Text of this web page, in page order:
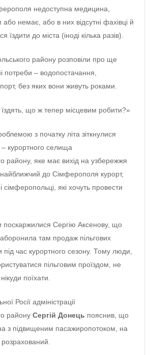
недоступна медицина,
або немає, або в них відсутні фахівці й
їздити до міста (іноді кілька разів).
району розповіли про ще
потреби ‒ водопостачання,
без яких вони живуть роками.
що ж тепер місцевим робити?»
з початку літа зіткнулися
‒ курортного селища
району, яке має вихід на узбережжя
до Сімферополя курорт,
сімферопольці, які хочуть провести
поскаржилися Сергію Аксенову, що
там продаж пільгових
під час курортного сезону. Тому люди,
пільговим проїздом, не
поїхати.
Росії адміністрації
району Сергій Донець пояснив, що
з підвищеним пасажиропотоком, на